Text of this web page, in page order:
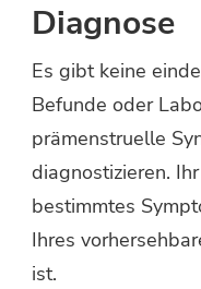
Diagnose
Es gibt keine
Befunde oder
prämenstruelle
diagnostizieren.
bestimmtes
Ihres
ist.